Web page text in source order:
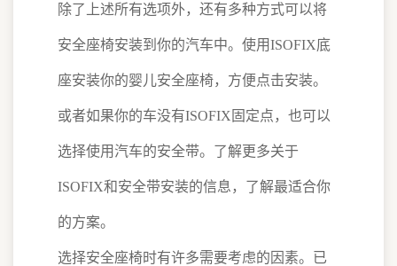
除了上述所有选项外，还有多种方式可以将
安全座椅安装到你的汽车中。使用ISOFIX底
座安装你的婴儿安全座椅，方便点击安装。
或者如果你的车没有ISOFIX固定点，也可以
选择使用汽车的安全带。了解更多关于
ISOFIX和安全带安装的信息，了解最适合你
的方案。
选择安全座椅时有许多需要考虑的因素。已